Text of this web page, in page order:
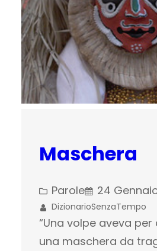
Maschera
Parole 24
DizionarioSenzaTempo
“Una volpe aveva
una maschera da